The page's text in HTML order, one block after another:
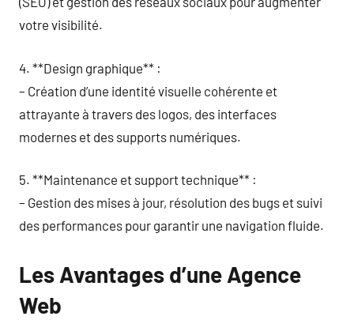
votre visibilité.
4. **Design graphique** :
– Création d’une identité visuelle cohérente et
attrayante à travers des logos, des interfaces
modernes et des supports numériques.
5. **Maintenance et support technique** :
– Gestion des mises à jour, résolution des bugs et suivi
des performances pour garantir une navigation fluide.
Les Avantages d’une Agence
Web